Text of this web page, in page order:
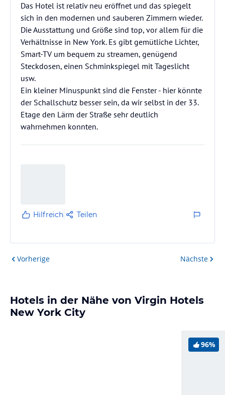
Das Hotel ist relativ neu eröffnet und das spiegelt
sich in den modernen und sauberen Zimmern wieder.
Die Ausstattung und Größe sind top, vor allem für die
Verhältnisse in New York. Es gibt gemütliche Lichter,
Smart-TV um bequem zu streamen, genügend
Steckdosen, einen Schminkspiegel mit Tageslicht
usw.
Ein kleiner Minuspunkt sind die Fenster - hier könnte
der Schallschutz besser sein, da wir selbst in der 33.
Etage den Lärm der Straße sehr deutlich
wahrnehmen konnten.
Hilfreich Teilen
Vorherige Nächste
Hotels in der Nähe von Virgin Hotels
New York City
96%